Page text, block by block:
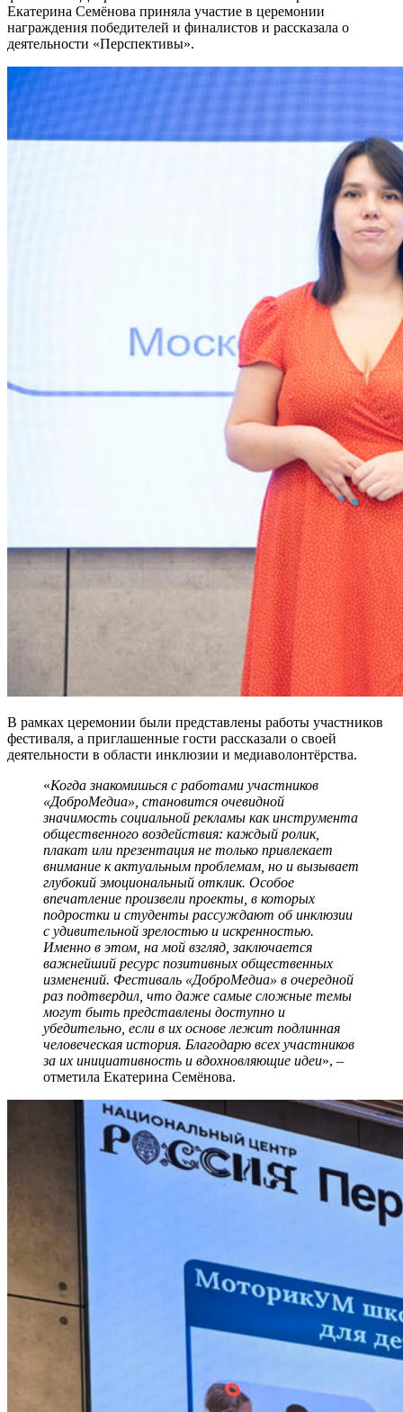
Екатерина Семёнова приняла участие в церемонии
награждения победителей и финалистов и рассказала о
деятельности «Перспективы».
В рамках церемонии были представлены работы участников
фестиваля, а приглашенные гости рассказали о своей
деятельности в области инклюзии и медиаволонтёрства.
«Когда знакомишься с работами участников
«ДоброМедиа», становится очевидной
значимость социальной рекламы как инструмента
общественного воздействия: каждый ролик,
плакат или презентация не только привлекает
внимание к актуальным проблемам, но и вызывает
глубокий эмоциональный отклик. Особое
впечатление произвели проекты, в которых
подростки и студенты рассуждают об инклюзии
с удивительной зрелостью и искренностью.
Именно в этом, на мой взгляд, заключается
важнейший ресурс позитивных общественных
изменений. Фестиваль «ДоброМедиа» в очередной
раз подтвердил, что даже самые сложные темы
могут быть представлены доступно и
убедительно, если в их основе лежит подлинная
человеческая история. Благодарю всех участников
за их инициативность и вдохновляющие идеи», –
отметила Екатерина Семёнова.